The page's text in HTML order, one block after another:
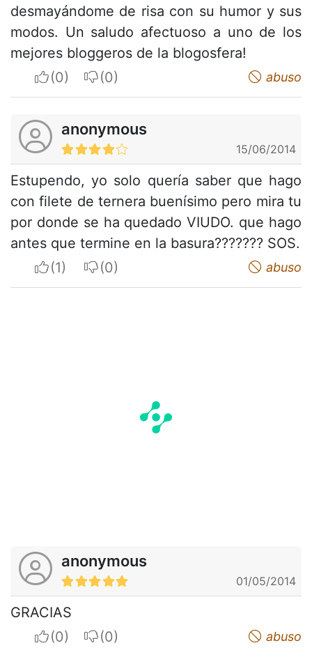
desmayándome de risa con su humor y sus
modos. Un saludo afectuoso a uno de los
mejores bloggeros de la blogosfera!
I apreciateI do not appreciate abuso
anonymous
15/06/2014
Estupendo, yo solo quería saber que hago
con filete de ternera buenísimo pero mira tu
por donde se ha quedado VIUDO. que hago
antes que termine en la basura??????? SOS.
I apreciateI do not appreciate abuso
anonymous
01/05/2014
GRACIAS
I apreciateI do not appreciate abuso